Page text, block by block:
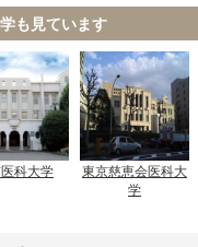
も見ています
科大学
東京慈恵会医科大
学